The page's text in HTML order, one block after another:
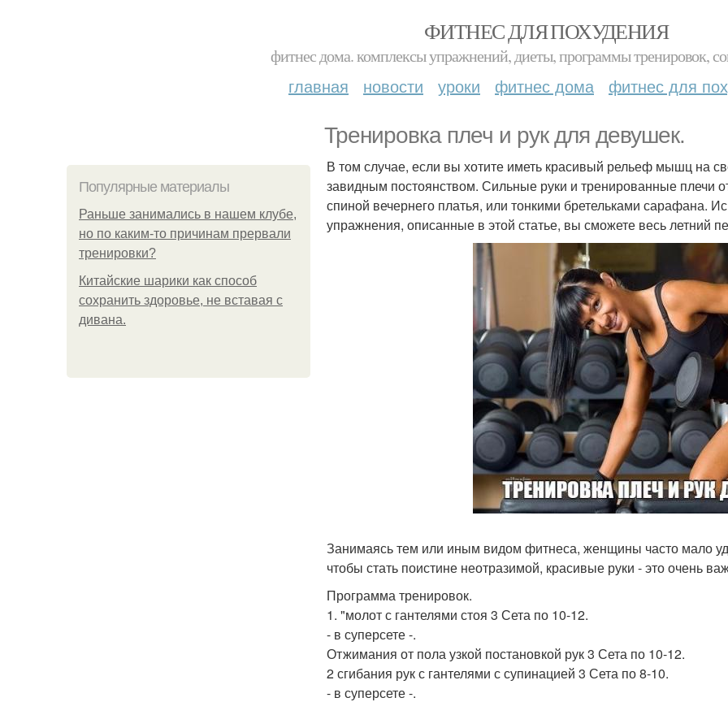
ФИТНЕС ДЛЯ ПОХУДЕНИЯ
фитнес дома. комплексы упражнений, диеты, программы тренировок,
главная новости уроки фитнес дома фитнес для
Тренировка плеч и рук для девушек.
Популярные материалы
Раньше занимались в нашем клубе,
но по каким-то причинам прервали
тренировки?
Китайские шарики как способ
сохранить здоровье, не вставая с
дивана.
В том случае, если вы хотите иметь красивый рельеф мышц на
завидным постоянством. Сильные руки и тренированные плечи
спиной вечернего платья, или тонкими бретельками сарафана.
упражнения, описанные в этой статье, вы сможете весь летний
Занимаясь тем или иным видом фитнеса, женщины часто мало
чтобы стать поистине неотразимой, красивые руки - это очень
Программа тренировок.
1. "молот с гантелями стоя 3 Сета по 10-12.
- в суперсете -.
Отжимания от пола узкой постановкой рук 3 Сета по 10-12.
2 сгибания рук с гантелями с супинацией 3 Сета по 8-10.
- в суперсете -.